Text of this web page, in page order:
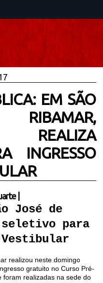
EM SÃO
REALIZA
INGRESSO
José de
para
realizou neste domingo
gratuito no Curso Pré-
foram realizadas na sede do